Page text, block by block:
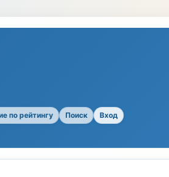
по рейтингу Поиск Вход